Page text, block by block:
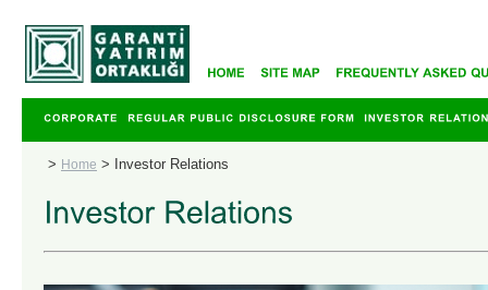
> Home > Investor Relations